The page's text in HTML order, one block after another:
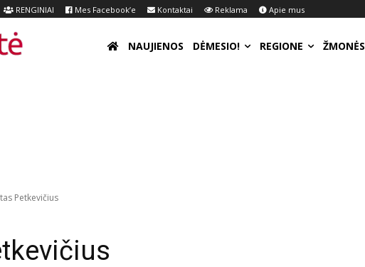
RENGINIAI Mes Facebook’e Kontaktai Reklama Apie mus
NAUJIENOS DĖMESIO! REGIONE ŽMONĖS
Petkevičius